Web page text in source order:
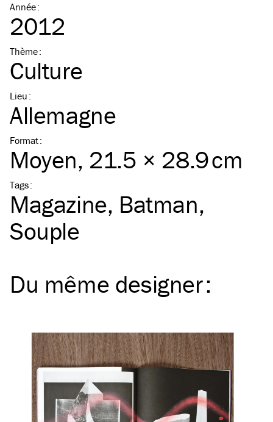
Année:
2012
Thème:
Culture
Lieu :
Allemagne
Format:
Moyen, 21.5 × 28.9 cm
Tags:
Magazine Batman
Souple
Du même designer: